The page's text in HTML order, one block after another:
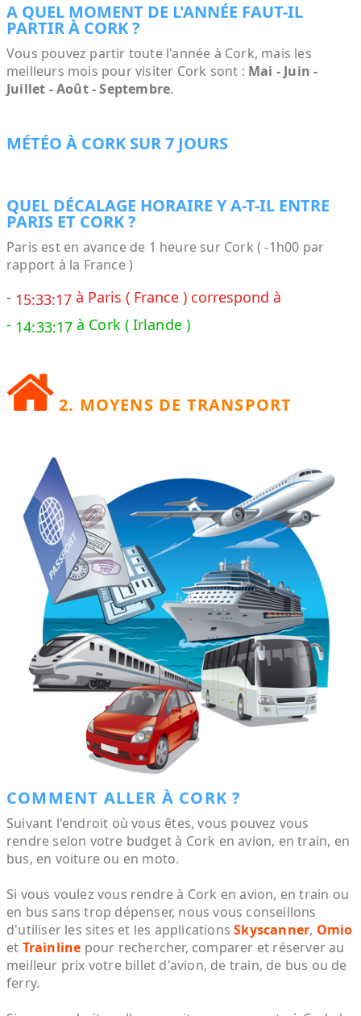
A QUEL MOMENT DE L'ANNÉE FAUT-IL
PARTIR À CORK ?
Vous pouvez partir toute l'année à Cork, mais les
meilleurs mois pour visiter Cork sont : Mai - Juin -
Juillet - Août - Septembre.
MÉTÉO À CORK SUR 7 JOURS
QUEL DÉCALAGE HORAIRE Y A-T-IL ENTRE
PARIS ET CORK ?
Paris est en avance de 1 heure sur Cork ( -1h00 par
rapport à la France )
- 15:33:19 à Paris ( France ) correspond à
- 14:33:19 à Cork ( Irlande )
2. MOYENS DE TRANSPORT
COMMENT ALLER À CORK ?
Suivant l'endroit où vous êtes, vous pouvez vous
rendre selon votre budget à Cork en avion, en train, en
bus, en voiture ou en moto.
Si vous voulez vous rendre à Cork en avion, en train ou
en bus sans trop dépenser, nous vous conseillons
d'utiliser les sites et les applicationsSkyscanner, Omio
et Trainline pour rechercher, comparer et réserver au
meilleur prix votre billet d'avion, de train, de bus ou de
ferry.